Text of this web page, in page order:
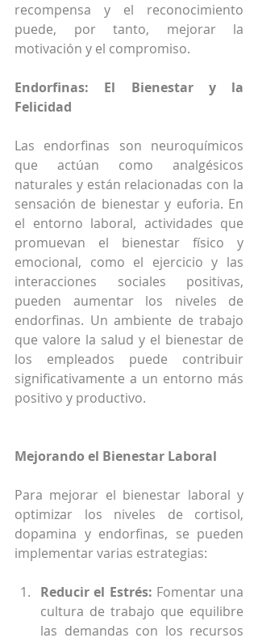
recompensa y el reconocimiento
puede, por tanto, mejorar la
motivación y el compromiso.
Endorfinas: El Bienestar y la
Felicidad
Las endorfinas son neuroquímicos
que actúan como analgésicos
naturales y están relacionadas con la
sensación de bienestar y euforia. En
el entorno laboral, actividades que
promuevan el bienestar físico y
emocional, como el ejercicio y las
interacciones sociales positivas,
pueden aumentar los niveles de
endorfinas. Un ambiente de trabajo
que valore la salud y el bienestar de
los empleados puede contribuir
significativamente a un entorno más
positivo y productivo.
Mejorando el Bienestar Laboral
Para mejorar el bienestar laboral y
optimizar los niveles de cortisol,
dopamina y endorfinas, se pueden
implementar varias estrategias:
Reducir el Estrés: Fomentar una
cultura de trabajo que equilibre
las demandas con los recursos